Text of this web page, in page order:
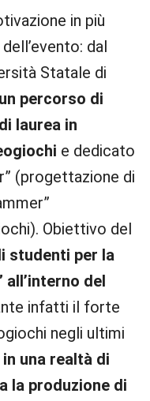
in più
dal
Statale di
un percorso di
laurea in
e dedicato
(progettazione di
Obiettivo del
studenti per la
all’interno del
infatti il forte
negli ultimi
una realtà di
la produzione di